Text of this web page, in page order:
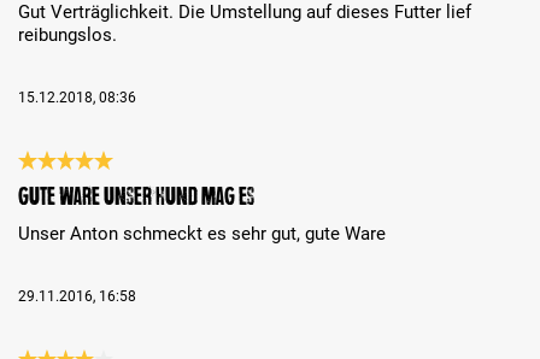
Gut Verträglichkeit. Die Umstellung auf dieses Futter lief
reibungslos.
15.12.2018, 08:36
Review with rating of 5 out of 5 stars
Gute Ware unser Hund mag es
Unser Anton schmeckt es sehr gut, gute Ware
29.11.2016, 16:58